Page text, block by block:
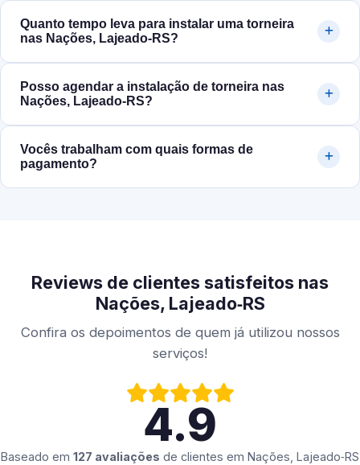
Quanto tempo leva para instalar uma torneira
nas Nações, Lajeado‑RS?
Posso agendar a instalação de torneira nas
Nações, Lajeado‑RS?
Vocês trabalham com quais formas de
pagamento?
Reviews de clientes satisfeitos nas
Nações, Lajeado‑RS
Confira os depoimentos de quem já utilizou nossos
serviços!
4.9
Baseado em 127 avaliações de clientes em Nações, Lajeado‑RS